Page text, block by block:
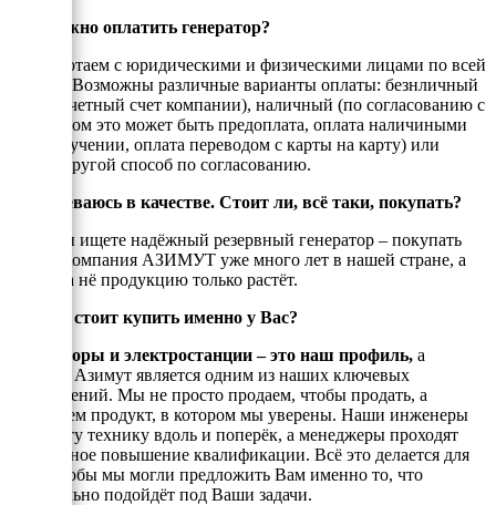
Как можно оплатить генератор?
Мы работаем с юридическими и физическими лицами по всей
России. Возможны различные варианты оплаты: безнличный
(на рассчетный счет компании), наличный (по согласованию с
енеджером это может быть предоплата, оплата наличиными
при получении, оплата переводом с карты на карту) или
любой другой способ по согласованию.
Я сомневаюсь в качестве. Стоит ли, всё таки, покупать?
Если Вы ищете надёжный резервный генератор – покупать
стоит! Компания АЗИМУТ уже много лет в нашей стране, а
спрос на нё продукцию только растёт.
Почему стоит купить именно у Вас?
Генераторы и электростанции – это наш профиль, а
техника Азимут является одним из наших ключевых
направлений. Мы не просто продаем, чтобы продать, а
реализуем продукт, в котором мы уверены. Наши инженеры
знают эту технику вдоль и поперёк, а менеджеры проходят
постоянное повышение квалификации. Всё это делается для
того, чтобы мы могли предложить Вам именно то, что
оптимально подойдёт под Ваши задачи.